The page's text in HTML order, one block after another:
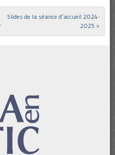
Slides de la séance d’accueil 2024-
2025 »